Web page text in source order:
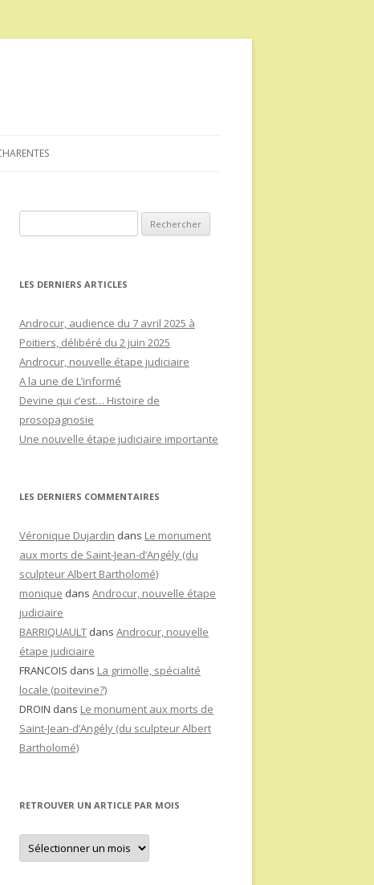
LES DERNIERS ARTICLES
Androcur, audience du 7 avril 2025 à
Poitiers, délibéré du 2 juin 2025
Androcur, nouvelle étape judiciaire
A la une de L’informé
Devine qui c’est… Histoire de
prosopagnosie
Une nouvelle étape judiciaire importante
LES DERNIERS COMMENTAIRES
Véronique Dujardin dans Le monument
aux morts de Saint-Jean-d’Angély (du
sculpteur Albert Bartholomé)
monique dans Androcur, nouvelle étape
judiciaire
BARRIQUAULT dans Androcur, nouvelle
étape judiciaire
FRANCOIS dans La grimolle, spécialité
locale (poitevine?)
DROIN dans Le monument aux morts de
Saint-Jean-d’Angély (du sculpteur Albert
Bartholomé)
RETROUVER UN ARTICLE PAR MOIS
Retrouver
un
article